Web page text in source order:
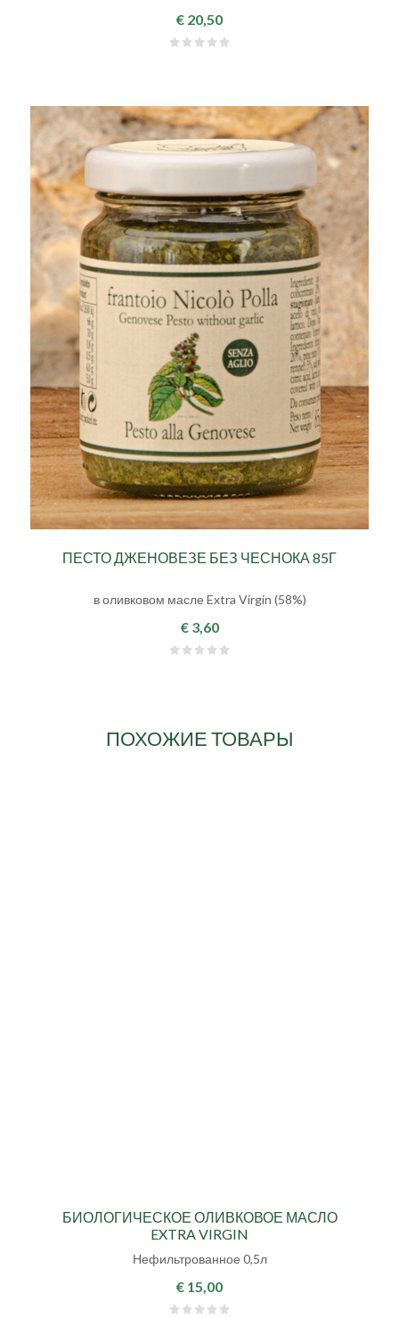
€ 20,50
ПЕСТО ДЖЕНОВЕЗЕ БЕЗ ЧЕСНОКА 85Г
в оливковом масле Extra Virgin (58%)
€ 3,60
ПОХОЖИЕ ТОВАРЫ
БИОЛОГИЧЕСКОЕ ОЛИВКОВОЕ МАСЛО
EXTRA VIRGIN
Нефильтрованное 0,5л
€ 15,00